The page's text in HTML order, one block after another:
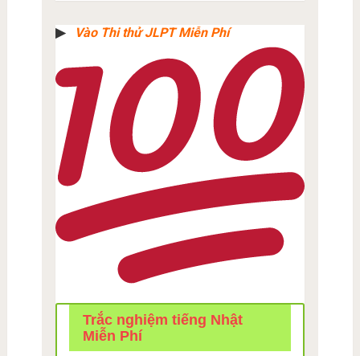
▶︎ Vào Thi thử JLPT Miễn Phí
Trắc nghiệm tiếng Nhật
Miễn Phí